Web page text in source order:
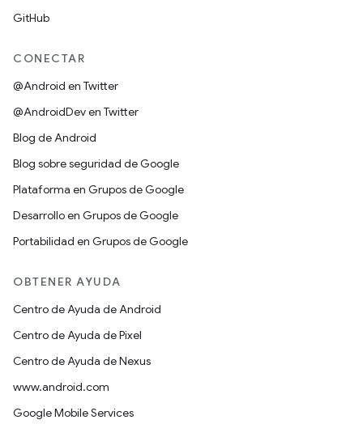
GitHub
CONECTAR
@Android en Twitter
@AndroidDev en Twitter
Blog de Android
Blog sobre seguridad de Google
Plataforma en Grupos de Google
Desarrollo en Grupos de Google
Portabilidad en Grupos de Google
OBTENER AYUDA
Centro de Ayuda de Android
Centro de Ayuda de Pixel
Centro de Ayuda de Nexus
www.android.com
Google Mobile Services